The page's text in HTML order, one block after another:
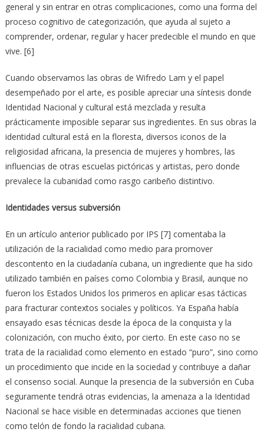
general y sin entrar en otras complicaciones, como una forma del
proceso cognitivo de categorización, que ayuda al sujeto a
comprender, ordenar, regular y hacer predecible el mundo en que
vive. [6]
Cuando observamos las obras de Wifredo Lam y el papel
desempeñado por el arte, es posible apreciar una síntesis donde
Identidad Nacional y cultural está mezclada y resulta
prácticamente imposible separar sus ingredientes. En sus obras la
identidad cultural está en la floresta, diversos iconos de la
religiosidad africana, la presencia de mujeres y hombres, las
influencias de otras escuelas pictóricas y artistas, pero donde
prevalece la cubanidad como rasgo caribeño distintivo.
Identidades versus subversión
En un artículo anterior publicado por IPS [7] comentaba la
utilización de la racialidad como medio para promover
descontento en la ciudadanía cubana, un ingrediente que ha sido
utilizado también en países como Colombia y Brasil, aunque no
fueron los Estados Unidos los primeros en aplicar esas tácticas
para fracturar contextos sociales y políticos. Ya España había
ensayado esas técnicas desde la época de la conquista y la
colonización, con mucho éxito, por cierto. En este caso no se
trata de la racialidad como elemento en estado “puro”, sino como
un procedimiento que incide en la sociedad y contribuye a dañar
el consenso social. Aunque la presencia de la subversión en Cuba
seguramente tendrá otras evidencias, la amenaza a la Identidad
Nacional se hace visible en determinadas acciones que tienen
como telón de fondo la racialidad cubana.